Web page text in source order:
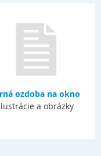
ozdoba na okno
a obrázky